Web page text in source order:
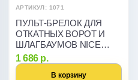
АРТИКУЛ: 1071
ПУЛЬТ-БРЕЛОК ДЛЯ
ОТКАТНЫХ ВОРОТ И
ШЛАГБАУМОВ NICE
FLO4R-S
1 686 р.
В корзину